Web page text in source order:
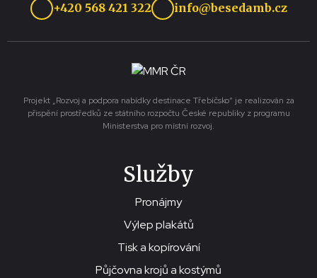
+420 568 421 322 info@besedamb.cz
Projekt „Rozvoj a podpora nabídky destinace Třebíčsko“ je realizován za
přispění prostředků ze státního rozpočtu České republiky z programu
Ministerstva pro místní rozvoj.
Služby
Pronájmy
Výlep plakátů
Tisk a kopírování
Půjčovna krojů a kostýmů